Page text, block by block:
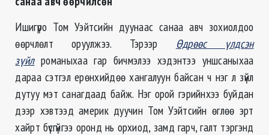
Ишигүро Том Уэйтсийн дуунаас санаа авч зохиолдоо
өөрчлөлт оруулжээ. Тэрээр Өдрөөс үлдсэн
зүйл романыхаа гар бичмэлээ хэдэнтээ уншсаныхаа
дараа сэтгэл ерөнхийдөө хангалуун байсан ч нэг л зүйл
дутуу мэт санагдаад байж. Нэг орой гэрийнхээ буйдан
дээр хэвтээд америк дуучин Том Уэйтсийн өглөө эрт
хайрт бүсгүйгээ оронд нь орхиод, замд гарч, галт тэргэнд